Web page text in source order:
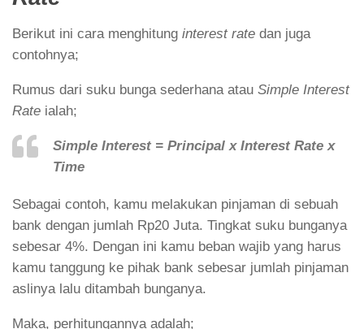
Berikut ini cara menghitung interest rate dan juga
contohnya;
Rumus dari suku bunga sederhana atau Simple Interest
Rate ialah;
Simple Interest = Principal x Interest Rate x
Time
Sebagai contoh, kamu melakukan pinjaman di sebuah
bank dengan jumlah Rp20 Juta. Tingkat suku bunganya
sebesar 4%. Dengan ini kamu beban wajib yang harus
kamu tanggung ke pihak bank sebesar jumlah pinjaman
aslinya lalu ditambah bunganya.
Maka, perhitungannya adalah;